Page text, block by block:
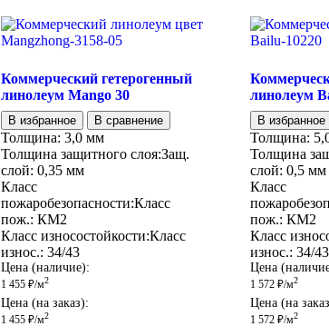
Коммерческий гетерогенный
линолеум Mango 30
В избранное В сравнение
Толщина: 3,0 мм
Толщина защитного слоя:Защ.
слой: 0,35 мм
Класс
пожаробезопасности:Класс
пож.: КМ2
Класс износостойкости:Класс
износ.: 34/43
Цена (наличие):
1 455 ₽/м2
Цена (на заказ):
1 455 ₽/м2
линолеум
В избранное
Толщина:
Толщина
слой: 0,5 мм
Класс
пож.: КМ2
Класс
износ.: 34/43
Цена
1 572₽/м2
Цена (на
1 572₽/м2